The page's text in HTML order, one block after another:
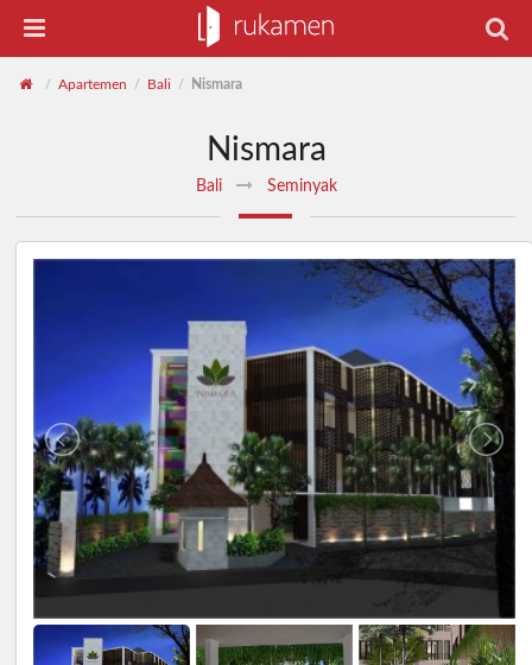
/ Apartemen / Bali / Nismara
Nismara
Bali Seminyak